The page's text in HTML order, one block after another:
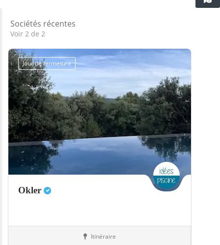
Sociétés récentes
Voir 2 de 2
Jour de fermeture
Okler
Itinéraire